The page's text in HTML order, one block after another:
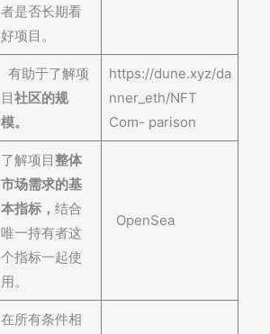
者是否长期看
好项目。
有助于了解项
目社区的规
模。
https://dune.xyz/da
nner_eth/NFT
Com- parison
了解项目整体
市场需求的基
本指标， 结合
唯一持有者这
个指标一起使
用。
OpenSea
在所有条件相